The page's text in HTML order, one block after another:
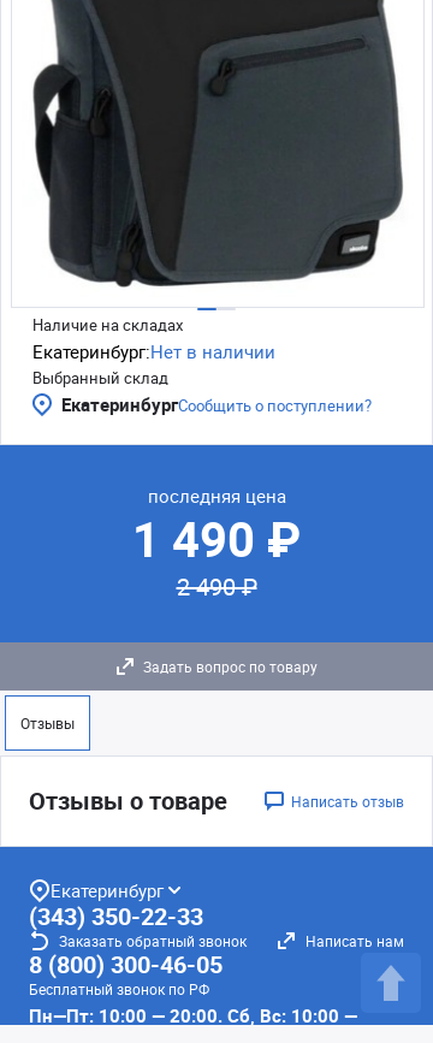
Наличие на складах
Екатеринбург:Нет в наличии
Выбранный склад
ЕкатеринбургСообщить о поступлении?
последняя цена
1 490 ₽
2 490 ₽
Задать вопрос по товару
Отзывы
Отзывы о товаре Написать отзыв
Екатеринбург
(343) 350-22-33
Заказать обратный звонок Написать нам
8 (800) 300-46-05
Бесплатный звонок по РФ
Пн—Пт: 10:00 — 20:00. Сб, Вс: 10:00 —